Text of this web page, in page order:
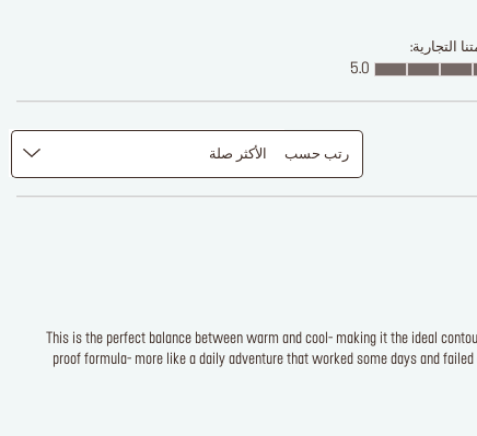
التجارية:
5.0
رتب حسب الأكثر صلة
This is the perfect balance between warm and cool- making it the ideal
proof formula- more like a daily adventure that worked some days and